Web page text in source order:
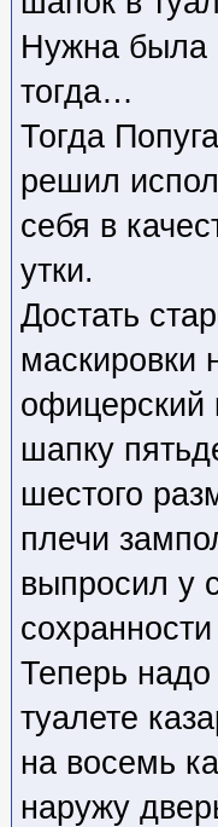
Нужна была
тогда…
Тогда
решил
себя в
утки.
Достать
маскировки
офицерский
шапку
шестого
плечи
выпросил у
Теперь
туалете
на восемь
наружу